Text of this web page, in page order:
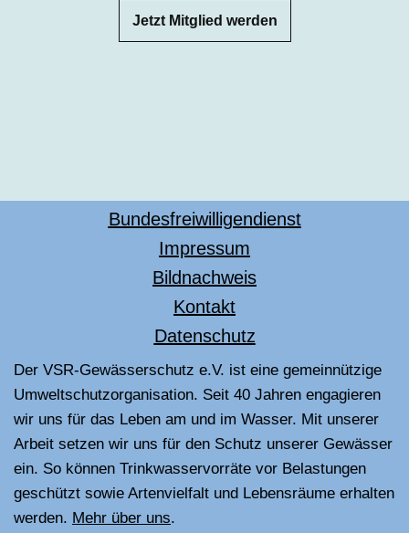
Jetzt Mitglied werden
Bundesfreiwilligendienst
Impressum
Bildnachweis
Kontakt
Datenschutz
Der VSR-Gewässerschutz e.V. ist eine gemeinnützige
Umweltschutzorganisation. Seit 40 Jahren engagieren
wir uns für das Leben am und im Wasser. Mit unserer
Arbeit setzen wir uns für den Schutz unserer Gewässer
ein. So können Trinkwasservorräte vor Belastungen
geschützt sowie Artenvielfalt und Lebensräume erhalten
werden. Mehr über uns.